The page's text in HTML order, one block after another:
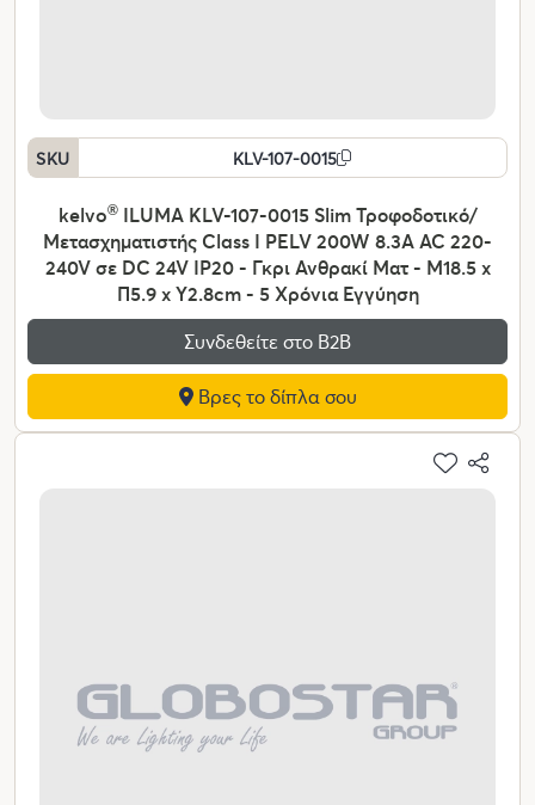
SKU KLV-107-0015
kelvo®ILUMA KLV-107-0015 Slim Τροφοδοτικό/
Μετασχηματιστής Class I PELV 200W 8.3A AC 220-
240V σε DC 24V IP20 - Γκρι Ανθρακί Ματ - Μ18.5 x
Π5.9 x Υ2.8cm - 5 Χρόνια Εγγύηση
Συνδεθείτε στο Β2Β
Βρες το δίπλα σου